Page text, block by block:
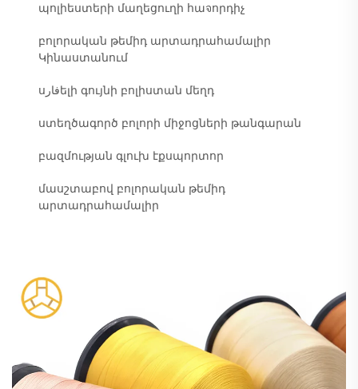
պոլիեստերի մաղեցուղի հաจորդիչ
բոլորական թեմիդ արտադրահամալիր
Կինաստանում
սفارելի գույնի բոլիստան մեղդ
ստեղծագործ բոլորի միջոցների թանգարան
բազմության գլուխ էքսպորտոր
մասշտաբով բոլորական թեմիդ
արտադրահամալիր